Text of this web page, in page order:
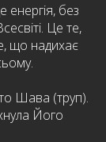
енергія, без
Це те,
що надихає
Шава (труп).
Його